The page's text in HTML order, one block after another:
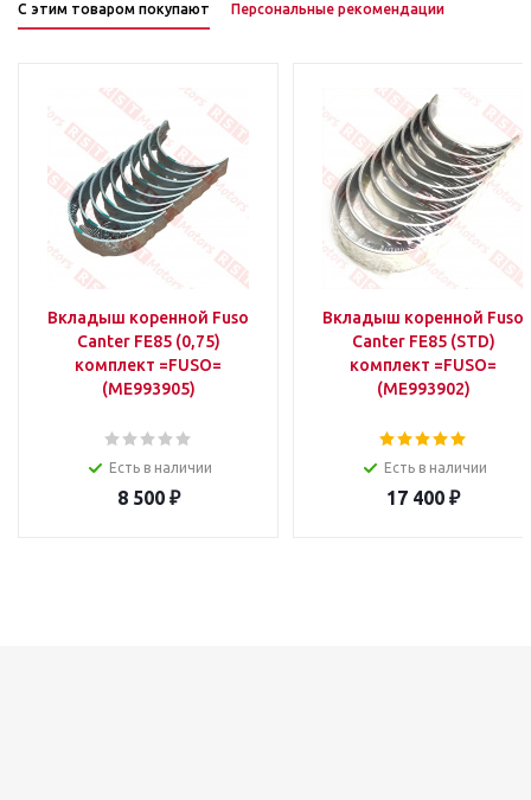
С этим товаром покупают Персональные рекомендации
Вкладыш коренной Fuso
Canter FE85 (0,75)
комплект =FUSO=
(ME993905)
Есть в наличии
8 500₽
Вкладыш коренной Fuso
Canter FE85 (STD)
комплект =FUSO=
(ME993902)
Есть в наличии
17 400 ₽